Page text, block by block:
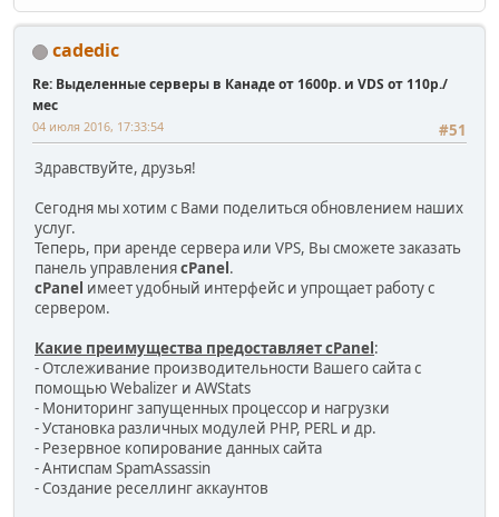
cadedic
Re: Выделенные серверы в Канаде от 1600р. и VDS от 110р./
мес
#51
04 июля 2016, 17:33:54
Здравствуйте, друзья!
Сегодня мы хотим с Вами поделиться обновлением наших
услуг.
Теперь, при аренде сервера или VPS, Вы сможете заказать
панель управленияcPanel .
cPanel имеет удобный интерфейс и упрощает работу с
сервером.
Какие преимущества предоставляет cPanel :
- Отслеживание производительности Вашего сайта с
помощью Webalizer и AWStats
- Мониторинг запущенных процессор и нагрузки
- Установка различных модулей PHP, PERL и др.
- Резервное копирование данных сайта
- Антиспам SpamAssassin
- Создание реселлинг аккаунтов